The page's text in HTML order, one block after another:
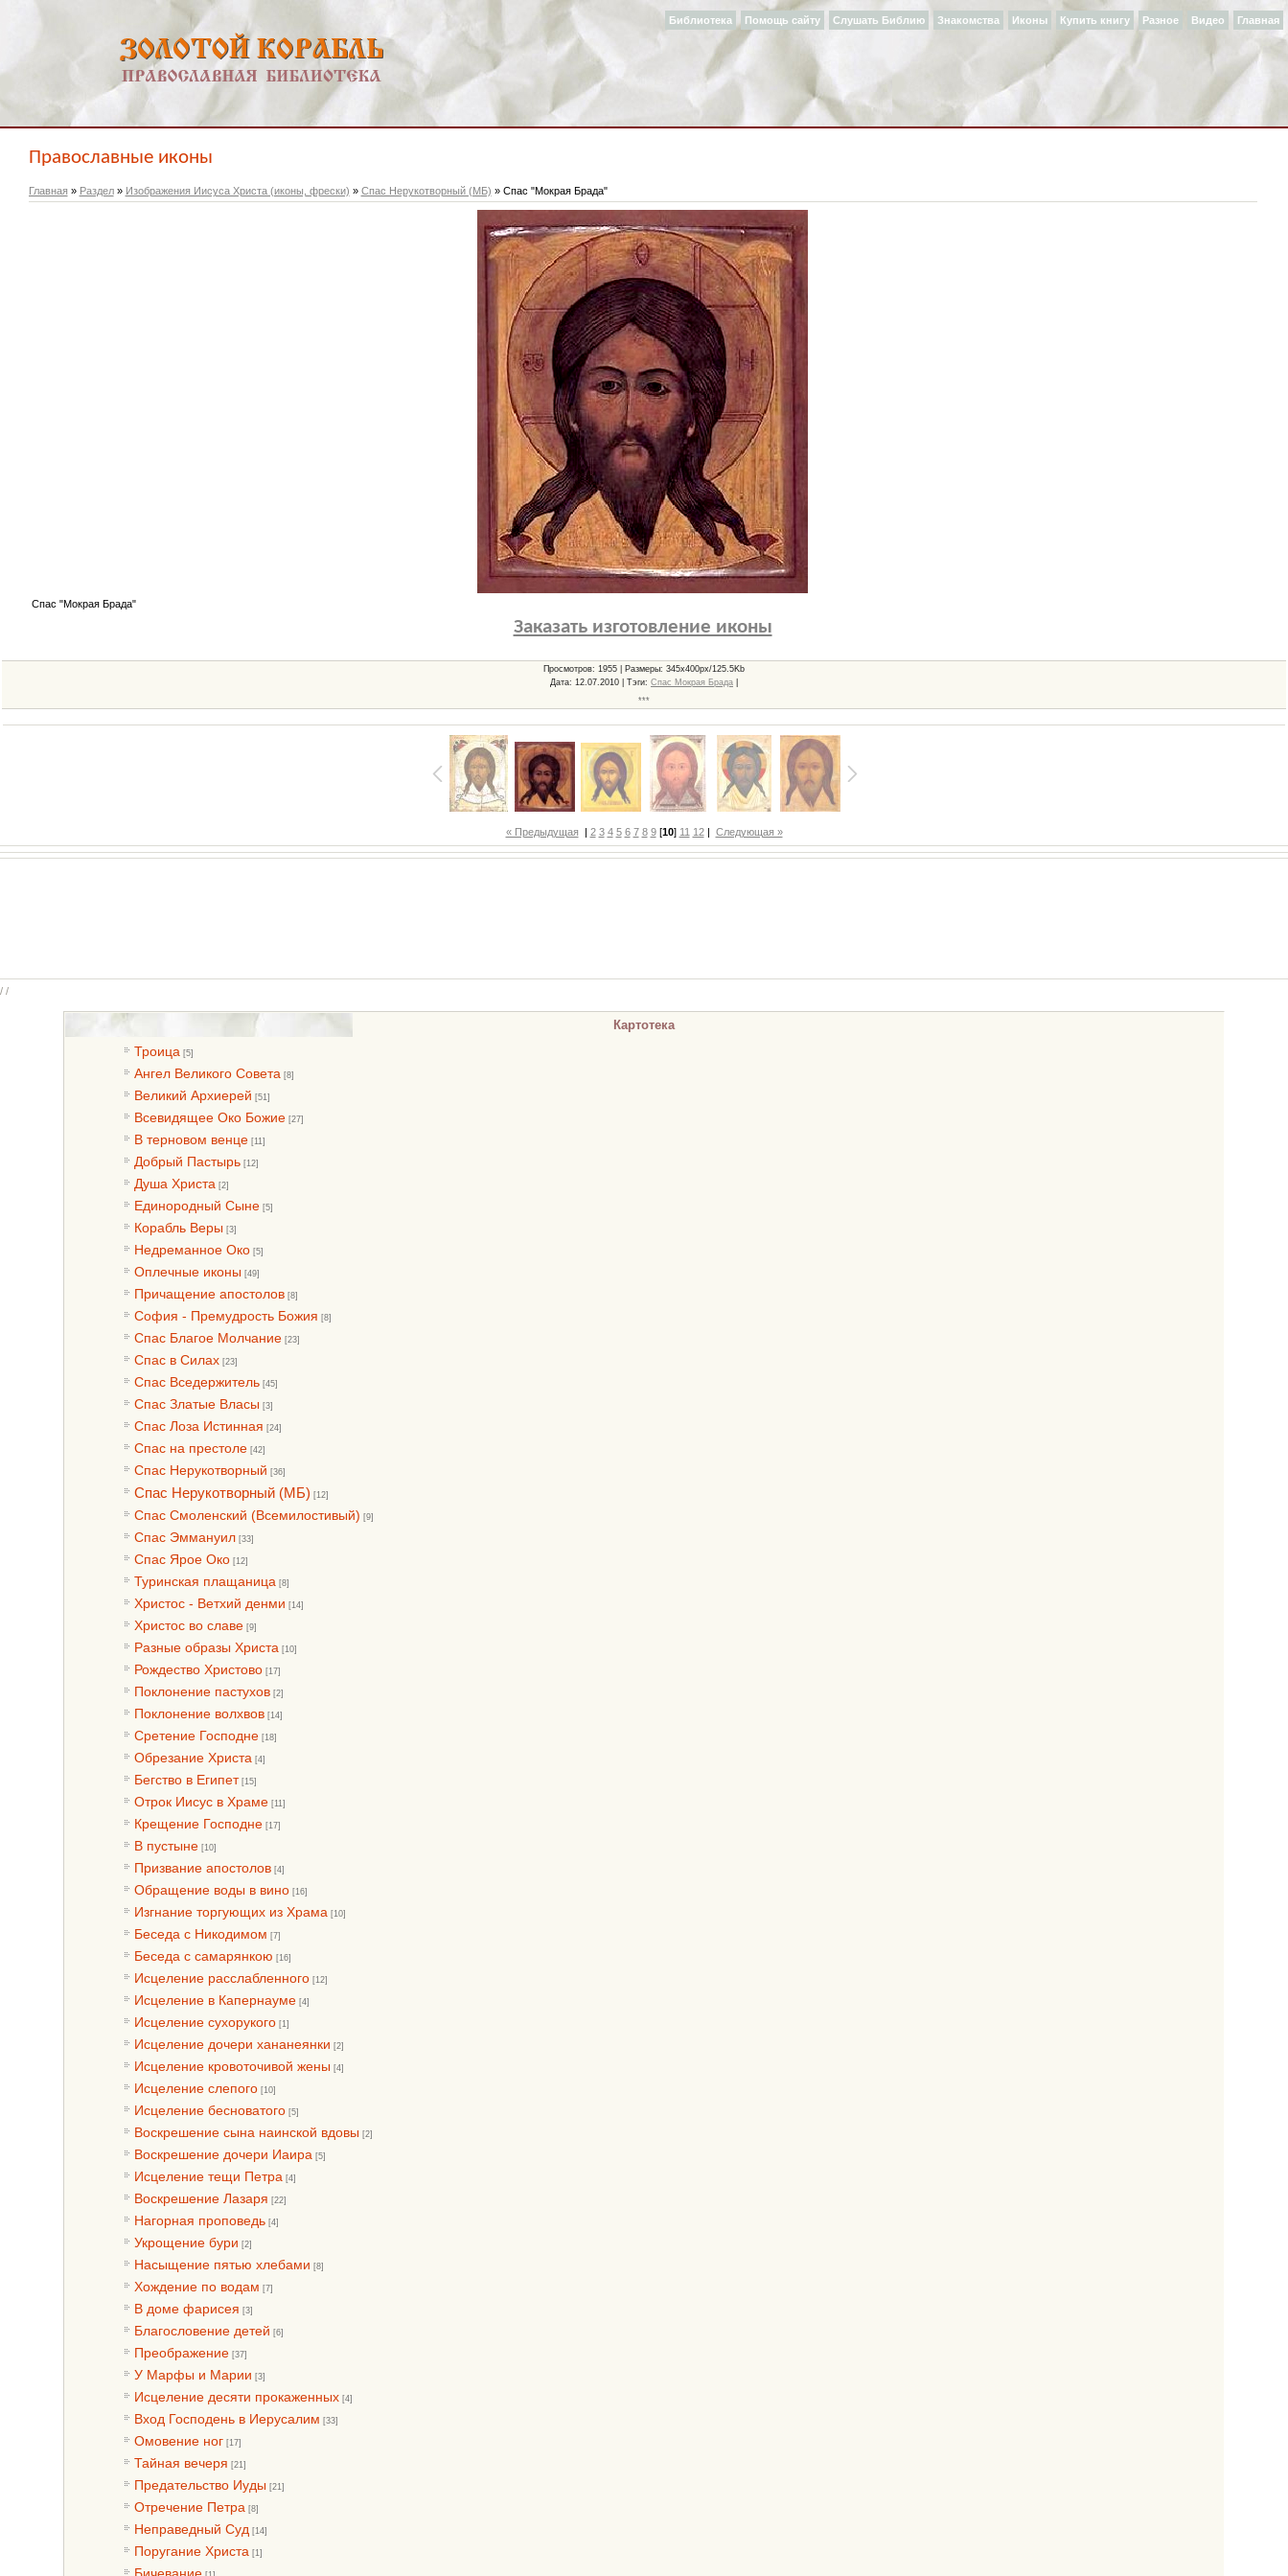
Главная
Видео
Разное
Купить книгу
Иконы
Знакомства
Слушать Библию
Помощь сайту
Библиотека
Православные иконы
Главная » Раздел» Изображения Иисуса Христа (иконы, фрески) » Спас Нерукотворный (МБ) » Спас "Мокрая Брада"
Спас "Мокрая Брада"
Заказать изготовление иконы
Просмотров: 1955 | Размеры: 345x400px/125.5Kb
Дата: 12.07.2010 | Тэги: Спас Мокрая Брада
***
« Предыдущая | 2 3 4 5 6 7 8 9[10] 11 12| Следующая »
/ /
Картотека
Троица [5]
Ангел Великого Совета [8]
Великий Архиерей [51]
Всевидящее Око Божие [27]
В терновом венце [11]
Добрый Пастырь [12]
Душа Христа [2]
Единородный Сыне [5]
Корабль Веры [3]
Недреманное Око [5]
Оплечные иконы [49]
Причащение апостолов [8]
София - Премудрость Божия [8]
Спас Благое Молчание [23]
Спас в Силах [23]
Спас Вседержитель [45]
Спас Златые Власы [3]
Спас Лоза Истинная [24]
Спас на престоле [42]
Спас Нерукотворный [36]
Спас Нерукотворный (МБ) [12]
Спас Смоленский (Всемилостивый) [9]
Спас Эммануил [33]
Спас Ярое Око [12]
Туринская плащаница [8]
Христос - Ветхий денми [14]
Христос во славе [9]
Разные образы Христа [10]
Рождество Христово [17]
Поклонение пастухов [2]
Поклонение волхвов [14]
Сретение Господне [18]
Обрезание Христа [4]
Бегство в Египет [15]
Отрок Иисус в Храме [11]
Крещение Господне [17]
В пустыне [10]
Призвание апостолов [4]
Обращение воды в вино [16]
Изгнание торгующих из Храма [10]
Беседа с Никодимом [7]
Беседа с самарянкою [16]
Исцеление расслабленного [12]
Исцеление в Капернауме [4]
Исцеление сухорукого [1]
Исцеление дочери хананеянки [2]
Исцеление кровоточивой жены [4]
Исцеление слепого [10]
Исцеление бесноватого [5]
Воскрешение сына наинской вдовы [2]
Воскрешение дочери Иаира [5]
Исцеление тещи Петра [4]
Воскрешение Лазаря [22]
Нагорная проповедь [4]
Укрощение бури [2]
Насыщение пятью хлебами [8]
Хождение по водам [7]
В доме фарисея [3]
Благословение детей [6]
Преображение [37]
У Марфы и Марии [3]
Исцеление десяти прокаженных [4]
Вход Господень в Иерусалим [33]
Омовение ног [17]
Тайная вечеря [21]
Предательство Иуды [21]
Отречение Петра [8]
Неправедный Суд [14]
Поругание Христа [1]
Бичевание